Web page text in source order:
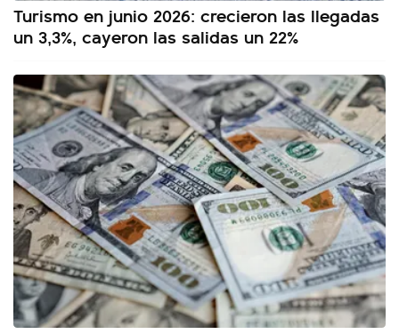
Turismo en junio 2026: crecieron las llegadas
un 3,3%, cayeron las salidas un 22%